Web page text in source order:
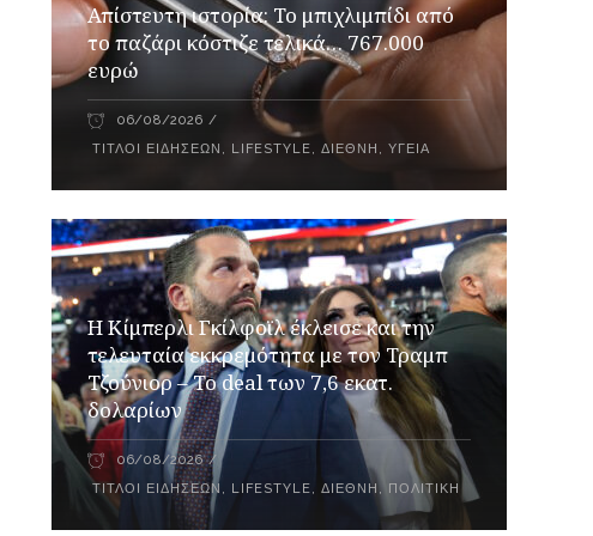
Απίστευτη ιστορία: Το μπιχλιμπίδι από
το παζάρι κόστιζε τελικά… 767.000
ευρώ
06/08/2026
ΤΊΤΛΟΙ ΕΙΔΉΣΕΩΝ , LIFESTYLE,ΔΙΕΘΝΉ ,ΥΓΕΊΑ
Η Κίμπερλι Γκίλφοϊλ έκλεισε και την
τελευταία εκκρεμότητα με τον Τραμπ
Τζούνιορ – Το deal των 7,6 εκατ.
δολαρίων
06/08/2026
ΤΊΤΛΟΙ ΕΙΔΉΣΕΩΝ , LIFESTYLE,ΔΙΕΘΝΉ , ΠΟΛΙΤΙΚΉ